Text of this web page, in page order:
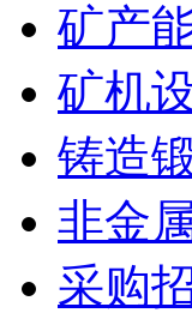
矿产
矿机
铸造
非金
采购